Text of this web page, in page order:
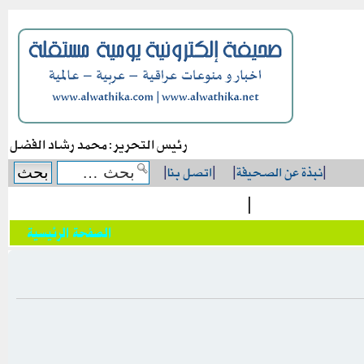
رئيس التحرير: محمد رشاد الفضل
|نبذة عن الصحيفة|
|اتصل بنا|
|
الصفحة الرئيسية